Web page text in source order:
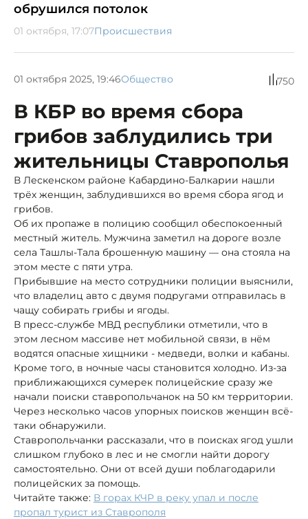
обрушился потолок
01 октября, 17:07Происшествия
01 октября 2025, 19:46Общество 750
В КБР во время сбора
грибов заблудились три
жительницы Ставрополья
В Лескенском районе Кабардино-Балкарии нашли
трёх женщин, заблудившихся во время сбора ягод и
грибов.
Об их пропаже в полицию сообщил обеспокоенный
местный житель. Мужчина заметил на дороге возле
села Ташлы-Тала брошенную машину — она стояла на
этом месте с пяти утра.
Прибывшие на место сотрудники полиции выяснили,
что владелиц авто с двумя подругами отправилась в
чащу собирать грибы и ягоды.
В пресс-службе МВД республики отметили, что в
этом лесном массиве нет мобильной связи, в нём
водятся опасные хищники - медведи, волки и кабаны.
Кроме того, в ночные часы становится холодно. Из-за
приближающихся сумерек полицейские сразу же
начали поиски ставропольчанок на 50 км территории.
Через несколько часов упорных поисков женщин всё-
таки обнаружили.
Ставропольчанки рассказали, что в поисках ягод ушли
слишком глубоко в лес и не смогли найти дорогу
самостоятельно. Они от всей души поблагодарили
полицейских за помощь.
Читайте также: В горах КЧР в реку упал и после
пропал турист из Ставрополя